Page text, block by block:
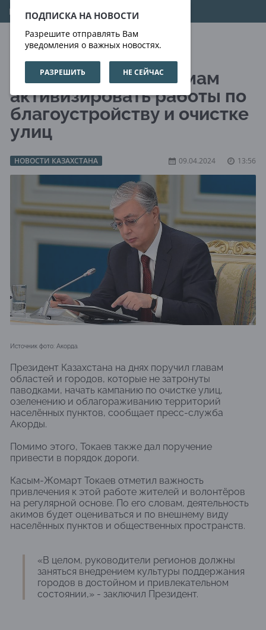
ПОДПИСКА НА НОВОСТИ
Разрешите отправлять Вам
уведомления о важных новостях.
РАЗРЕШИТЬ НЕ СЕЙЧАС
09.08.2026 19:53:41
Токаев поручил акимам
активизировать работы по
благоустройству и очистке
улиц
НОВОСТИ КАЗАХСТАНА 09.04.2024 13:56
Источник фото: Акорда.
Президент Казахстана на днях поручил главам
областей и городов, которые не затронуты
паводками, начать кампанию по очистке улиц,
озеленению и облагораживанию территорий
населённых пунктов, сообщает пресс-служба
Акорды.
Помимо этого, Токаев также дал поручение
привести в порядок дороги.
Касым-Жомарт Токаев отметил важность
привлечения к этой работе жителей и волонтёров
на регулярной основе. По его словам, деятельность
акимов будет оцениваться и по внешнему виду
населённых пунктов и общественных пространств.
«В целом, руководители регионов должны
заняться внедрением культуры поддержания
городов в достойном и привлекательном
состоянии,» - заключил Президент.